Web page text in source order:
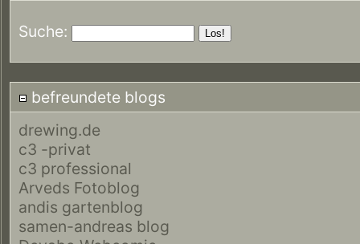
Suche:
befreundete blogs
drewing.de
c3 -privat
c3 professional
Arveds Fotoblog
andis gartenblog
samen-andreas blog